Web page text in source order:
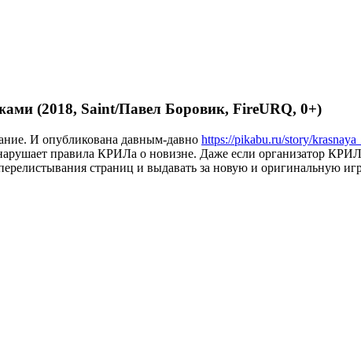
(2018, Saint/Павел Боровик, FireURQ, 0+)
И опубликована давным-давно https://pikabu.ru/story/
правила КРИЛа о новизне. Даже если организатор
страниц и выдавать за новую и оригинальную